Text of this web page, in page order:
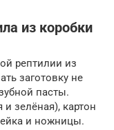
из коробки
рептилии из
заготовку не
пасты.
и зелёная), картон
и ножницы.